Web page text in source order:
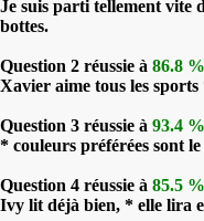
Je suis parti tellement vite
bottes.
Question 2 réussie à 86.8 %
Xavier aime tous les
Question 3 réussie à 93.4 %
* couleurs préférées sont
Question 4 réussie à 85.5 %
Ivy lit déjà bien, * elle lira